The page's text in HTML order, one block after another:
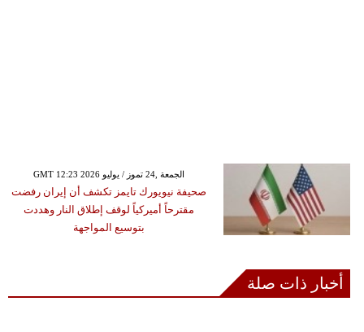
GMT 12:23 2026 الجمعة ,24 تموز / يوليو
صحيفة نيويورك تايمز تكشف أن إيران رفضت
مقترحاً أميركياً لوقف إطلاق النار وهددت
بتوسيع المواجهة
أخبار ذات صلة